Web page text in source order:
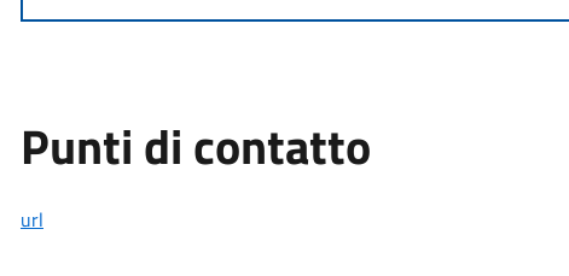
Punti di contatto
url